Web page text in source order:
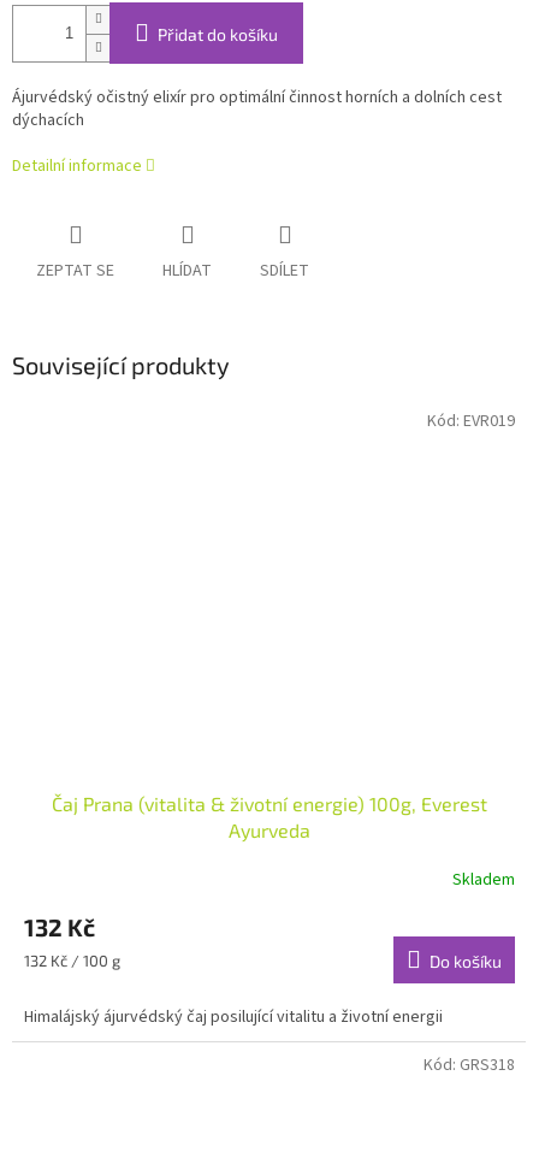
Přidat do košíku
Ájurvédskýočistný elixírpro optimální činnost horních a dolních cest
dýchacích
Detailní informace
ZEPTAT SE HLÍDAT SDÍLET
Související produkty
Čaj Prana (vitalita & životní energie) 100g, Everest
Ayurveda
Skladem
132 Kč
Měrná
132 Kč / 100 g Do košíku
Himalájský ájurvédský čaj posilující vitalitu a životní energii
Kód: EVR019
Kód: GRS318